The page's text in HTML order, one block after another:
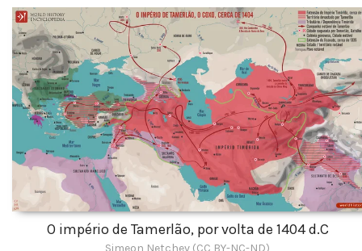
O império de Tamerlão, por volta de 1404 d.C